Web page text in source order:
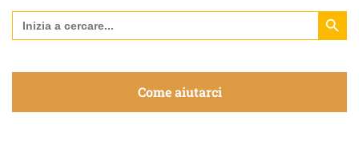
Search
for:
Search
Come aiutarci